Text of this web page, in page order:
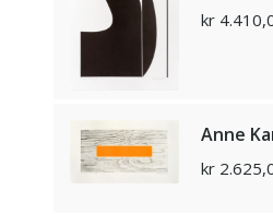
kr
Anne
kr